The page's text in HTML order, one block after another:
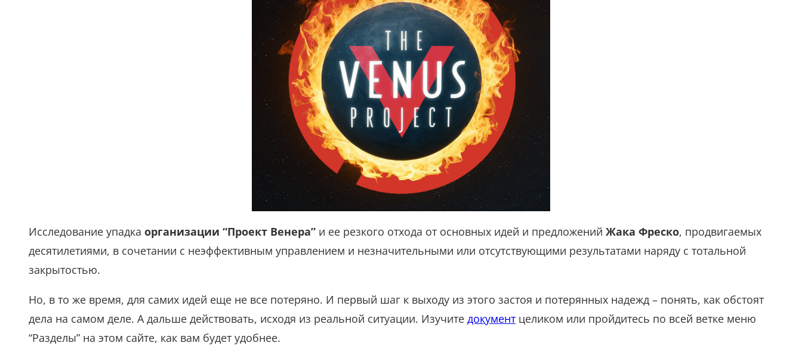
Исследование упадка организации “Проект Венера” и ее резкого отхода от основных идей и предложений Жака Фреско, продвигаемых
десятилетиями, в сочетании с неэффективным управлением и незначительными или отсутствующими результатами наряду с тотальной
закрытостью.
Но, в то же время, для самих идей еще не все потеряно. И первый шаг к выходу из этого застоя и потерянных надежд – понять, как обстоят
дела на самом деле. А дальше действовать, исходя из реальной ситуации. Изучите документцеликом или пройдитесь по всей ветке меню
“Разделы” на этом сайте, как вам будет удобнее.